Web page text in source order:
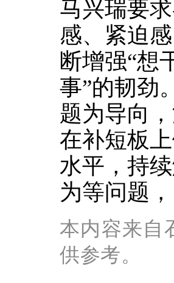
马兴瑞要
感、紧迫
断增强“想
事”的韧劲
题为导向
在补短板
水平，持
为等问题
本内容来自
供参考。